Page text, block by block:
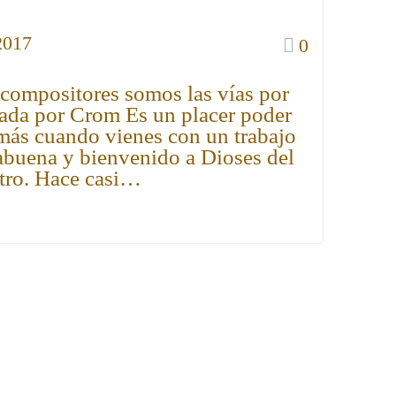
0
somos las vías por
por Crom Es un placer poder
cuando vienes con un trabajo
y bienvenido a Dioses del
Hace casi…